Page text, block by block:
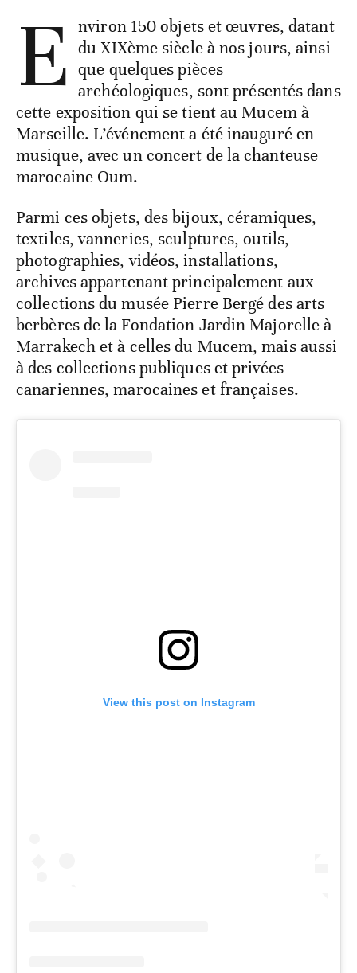
E nviron 150 objets et œuvres, datant
du XIXème siècle à nos jours, ainsi
que quelques pièces
archéologiques, sont présentés dans
cette exposition qui se tient au Mucem à
Marseille. L’événement a été inauguré en
musique, avec un concert de la chanteuse
marocaine Oum.
Parmi ces objets, des bijoux, céramiques,
textiles, vanneries, sculptures, outils,
photographies, vidéos, installations,
archives appartenant principalement aux
collections du musée Pierre Bergé des arts
berbères de la Fondation Jardin Majorelle à
Marrakech et à celles du Mucem, mais aussi
à des collections publiques et privées
canariennes, marocaines et françaises.
View this post on Instagram